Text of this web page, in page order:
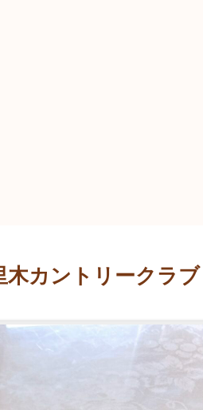
木カントリークラブ